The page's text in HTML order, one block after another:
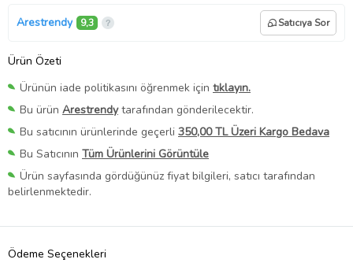
Arestrendy 9,3 Satıcıya Sor
Ürün Özeti
Ürünün iade politikasını öğrenmek için tıklayın.
Bu ürün Arestrendytarafından gönderilecektir.
Bu satıcının ürünlerinde geçerli 350,00 TL Üzeri Kargo Bedava
Bu Satıcının Tüm Ürünlerini Görüntüle
Ürün sayfasında gördüğünüz fiyat bilgileri, satıcı tarafından
belirlenmektedir.
Ödeme Seçenekleri